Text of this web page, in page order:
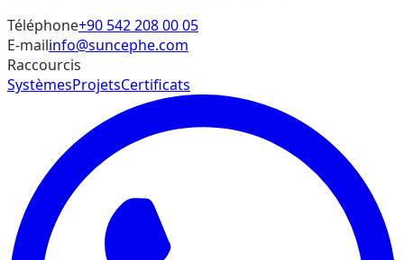
Téléphone+90 542 208 00 05
E-mailinfo@suncephe.com
Raccourcis
SystèmesProjetsCertificats